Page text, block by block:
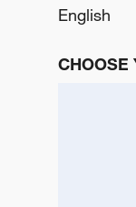
English
CHOOSE